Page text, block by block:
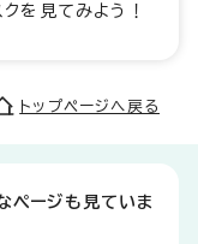
を見てみよう！
トップページへ戻る
ページも見ていま